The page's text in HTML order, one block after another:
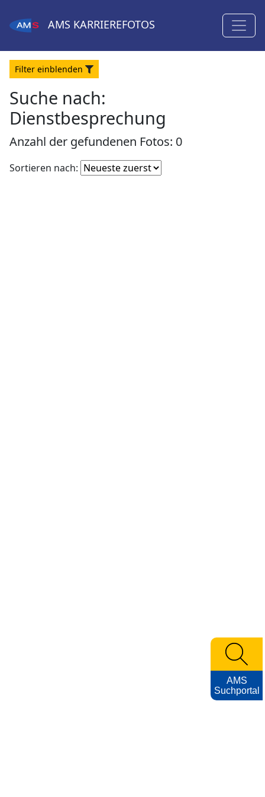
AMS KARRIEREFOTOS
Filter einblenden
Suche nach:
Dienstbesprechung
Anzahl der gefundenen Fotos: 0
Sortieren nach:
AMS
Suchportal